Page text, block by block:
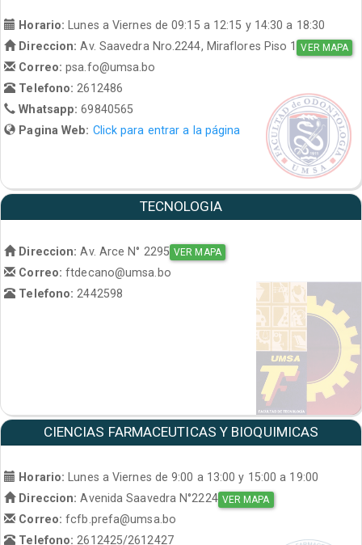
Horario: Lunes a Viernes de 09:15 a 12:15 y 14:30 a 18:30
Direccion: Av. Saavedra Nro.2244, Miraflores Piso 1 VER MAPA
Correo:psa.fo@umsa.bo
Telefono:2612486
Whatsapp:69840565
Pagina Web: Click para entrar a la página
TECNOLOGIA
Direccion: Av. Arce N° 2295 VER MAPA
Correo:ftdecano@umsa.bo
Telefono: 2442598
CIENCIAS FARMACEUTICAS Y BIOQUIMICAS
Horario: Lunes a Viernes de 9:00 a 13:00 y 15:00 a 19:00
Direccion: Avenida Saavedra N°2224 VER MAPA
Correo:fcfb.prefa@umsa.bo
Telefono:2612425/2612427